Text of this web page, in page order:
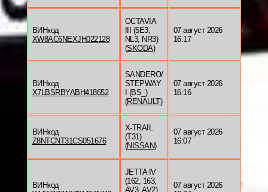
ВИНкод
XW8AC6NEXJH022128
OCTAVIA
III (5E3,
NL3, NR3)
(SKODA)
07 август 2026
16:17
ВИНкод
X7LBSRBYABH418652
SANDERO/
STEPWAY
I (BS_)
(RENAULT)
07 август 2026
16:16
ВИНкод
Z8NTCNT31CS051676
X-TRAIL
(T31)
(NISSAN)
07 август 2026
16:07
ВИНкод
JETTA IV
(162, 163,
AV3, AV2)
07 август 2026